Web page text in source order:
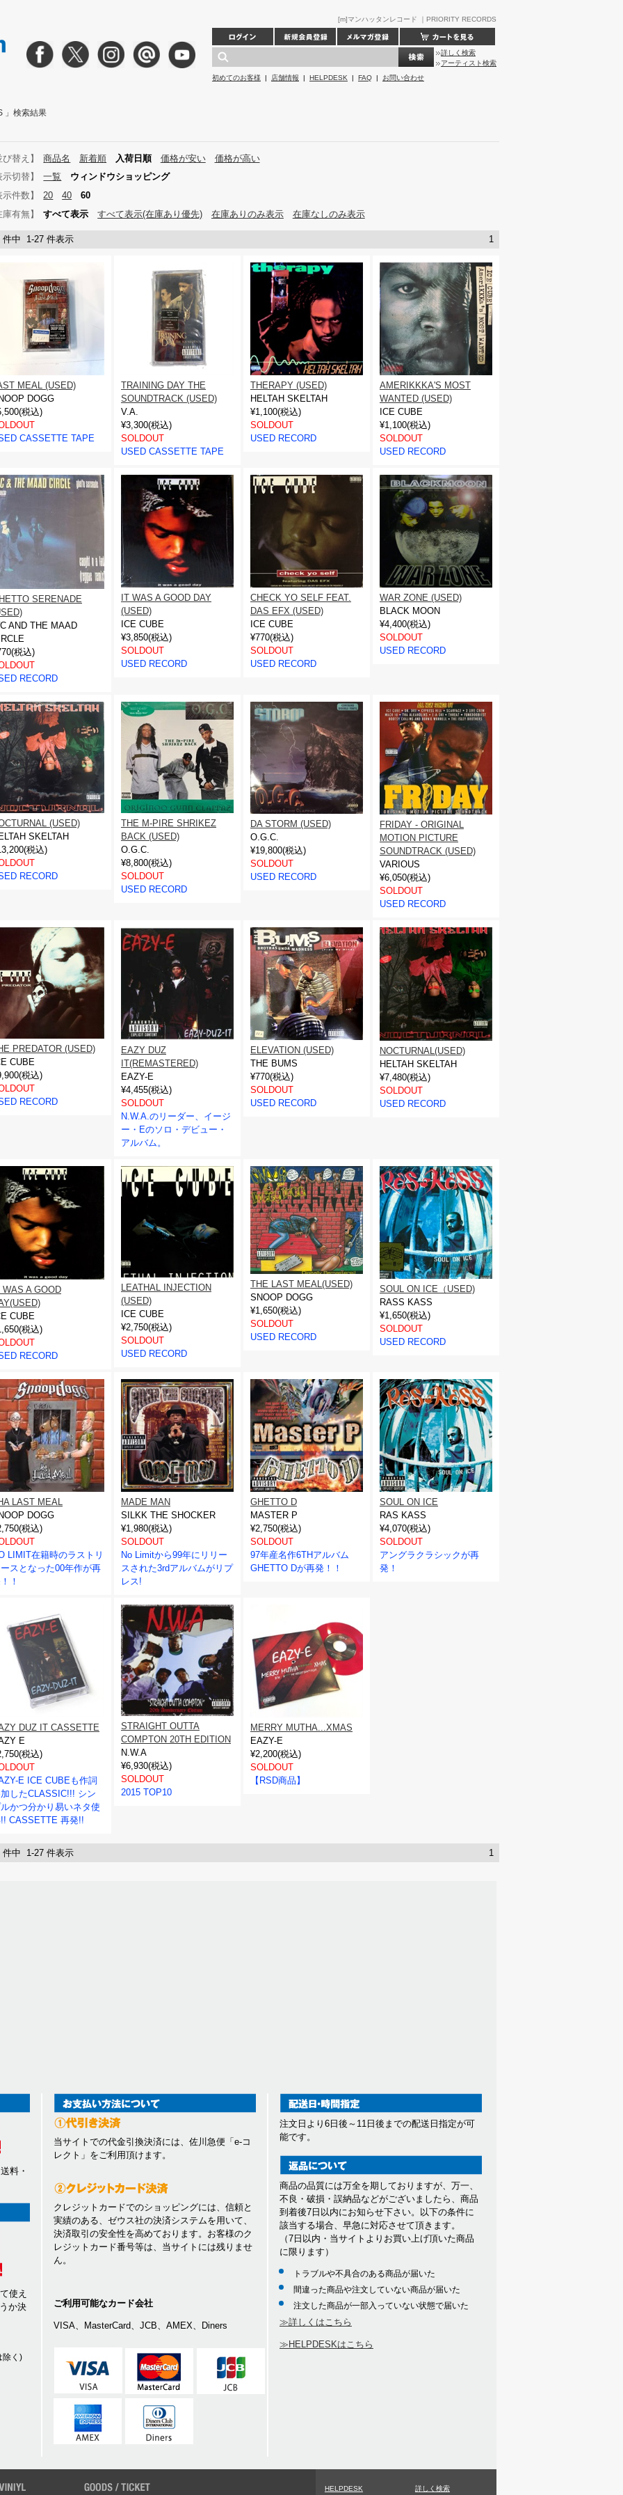
[m]マンハッタンレコード ｜PRIORITY RECORDS
詳しく検索
アーティスト検索
初めてのお客様 | 店舗情報 | HELPDESK | FAQ | お問い合わせ
」検索結果
び替え】 商品名 新着順 入荷日順 価格が安い
価格が高い
示切替】
一覧
ウィンドウショッピング
示件数】
20 40
60
庫有無】
すべて表示 すべて表示(在庫あり優先) 在庫ありのみ表示 在庫なしのみ表示
件中 1-27 件表示 1
MEAL (USED)
DOGG
税込)
CASSETTE TAPE
TRAINING DAY THE
SOUNDTRACK (USED)
V.A.
¥3,300(税込)
SOLDOUT
USED CASSETTE TAPE
THERAPY (USED)
HELTAH SKELTAH
¥1,100(税込)
SOLDOUT
USED RECORD
AMERIKKKA'S MOST
WANTED (USED)
ICE CUBE
¥1,100(税込)
SOLDOUT
USED RECORD
SERENADE
AND THE MAAD
税込)
RECORD
IT WAS A GOOD DAY
(USED)
ICE CUBE
¥3,850(税込)
SOLDOUT
USED RECORD
CHECK YO SELF FEAT.
DAS EFX (USED)
ICE CUBE
¥770(税込)
SOLDOUT
USED RECORD
WAR ZONE (USED)
BLACK MOON
¥4,400(税込)
SOLDOUT
USED RECORD
(USED)
SKELTAH
税込)
RECORD
THE M-PIRE SHRIKEZ
BACK (USED)
O.G.C.
¥8,800(税込)
SOLDOUT
USED RECORD
DA STORM (USED)
O.G.C.
¥19,800(税込)
SOLDOUT
USED RECORD
FRIDAY - ORIGINAL
MOTION PICTURE
SOUNDTRACK (USED)
VARIOUS
¥6,050(税込)
SOLDOUT
USED RECORD
PREDATOR (USED)
CUBE
税込)
RECORD
EAZY DUZ
IT(REMASTERED)
EAZY-E
¥4,455(税込)
SOLDOUT
N.W.A.のリーダー、イージ
ー・Eのソロ・デビュー・
アルバム。
ELEVATION (USED)
THE BUMS
¥770(税込)
SOLDOUT
USED RECORD
NOCTURNAL(USED)
HELTAH SKELTAH
¥7,480(税込)
SOLDOUT
USED RECORD
WAS A GOOD
CUBE
税込)
RECORD
LEATHAL INJECTION
(USED)
ICE CUBE
¥2,750(税込)
SOLDOUT
USED RECORD
THE LAST MEAL(USED)
SNOOP DOGG
¥1,650(税込)
SOLDOUT
USED RECORD
SOUL ON ICE（USED)
RASS KASS
¥1,650(税込)
SOLDOUT
USED RECORD
LAST MEAL
DOGG
税込)
LIMIT在籍時のラストリ
ースとなった00年作が再
！
MADE MAN
SILKK THE SHOCKER
¥1,980(税込)
SOLDOUT
No Limitから99年にリリー
スされた3rdアルバムがリプ
レス!
GHETTO D
MASTER P
¥2,750(税込)
SOLDOUT
97年産名作6THアルバム
GHETTO Dが再発！！
SOUL ON ICE
RAS KASS
¥4,070(税込)
SOLDOUT
アングラクラシックが再
発！
DUZ IT CASSETTE
E
税込)
E ICE CUBEも作詞
したCLASSIC!!! シン
かつ分かり易いネタ使
CASSETTE 再発!!
STRAIGHT OUTTA
COMPTON 20TH EDITION
N.W.A
¥6,930(税込)
SOLDOUT
2015 TOP10
MERRY MUTHA...XMAS
EAZY-E
¥2,200(税込)
SOLDOUT
【RSD商品】
件中 1-27 件表示 1
料・
使え
か決
除く)
当サイトでの代金引換決済には、佐川急便「e-コ
レクト」をご利用頂けます。
クレジットカードでのショッピングには、信頼と
実績のある、ゼウス社の決済システムを用いて、
決済取引の安全性を高めております。お客様のク
レジットカード番号等は、当サイトには残りませ
ん。
ご利用可能なカード会社
VISA、MasterCard、JCB、AMEX、Diners
注文日より6日後～11日後までの配送日指定が可
能です。
商品の品質には万全を期しておりますが、万一、
不良・破損・誤納品などがございましたら、商品
到着後7日以内にお知らせ下さい。以下の条件に
該当する場合、早急に対応させて頂きます。
（7日以内・当サイトよりお買い上げ頂いた商品
に限ります）
トラブルや不具合のある商品が届いた
間違った商品や注文していない商品が届いた
注文した商品が一部入っていない状態で届いた
≫詳しくはこちら
≫HELPDESKはこちら
HELPDESK 詳しく検索